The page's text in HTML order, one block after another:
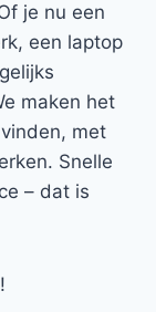
je nu een
een laptop
maken het
met
Snelle
– dat is